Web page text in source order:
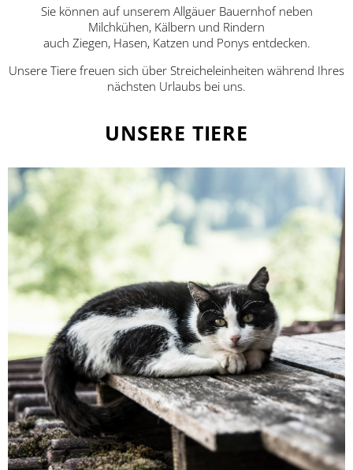
Sie können auf unserem Allgäuer Bauernhof neben
Milchkühen, Kälbern und Rindern
auch Ziegen, Hasen, Katzen und Ponys entdecken.
Unsere Tiere freuen sich über Streicheleinheiten während Ihres
nächsten Urlaubs bei uns.
UNSERE TIERE